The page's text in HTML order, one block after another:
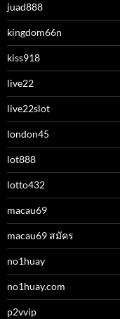
juad888
kingdom66n
kiss918
live22
live22slot
london45
lot888
lotto432
macau69
macau69 สมัคร
no1huay
no1huay.com
p2vvip